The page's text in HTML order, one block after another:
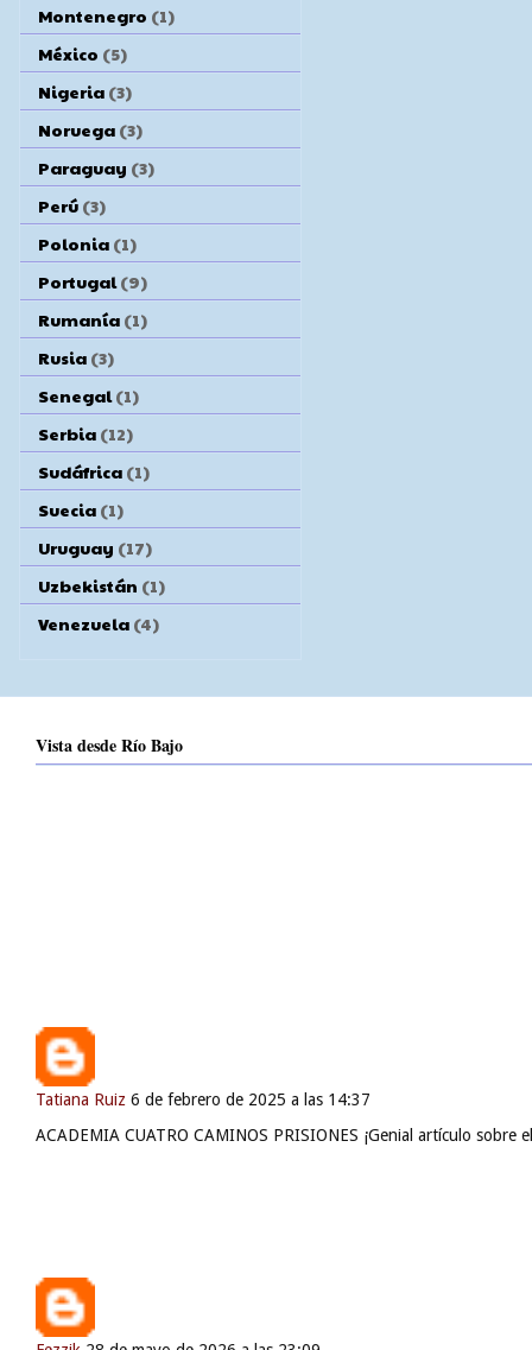
Montenegro (1)
México (5)
Nigeria (3)
Noruega (3)
Paraguay (3)
Perú (3)
Polonia (1)
Portugal (9)
Rumanía (1)
Rusia (3)
Senegal (1)
Serbia (12)
Sudáfrica (1)
Suecia (1)
Uruguay (17)
Uzbekistán (1)
Venezuela (4)
Vista desde Río Bajo
Tatiana Ruiz 6 de febrero de 2025 a las 14:37
ACADEMIA CUATRO CAMINOS PRISIONES ¡Genial artículo sobre